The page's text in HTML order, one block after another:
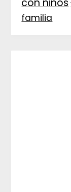
con niños
familia